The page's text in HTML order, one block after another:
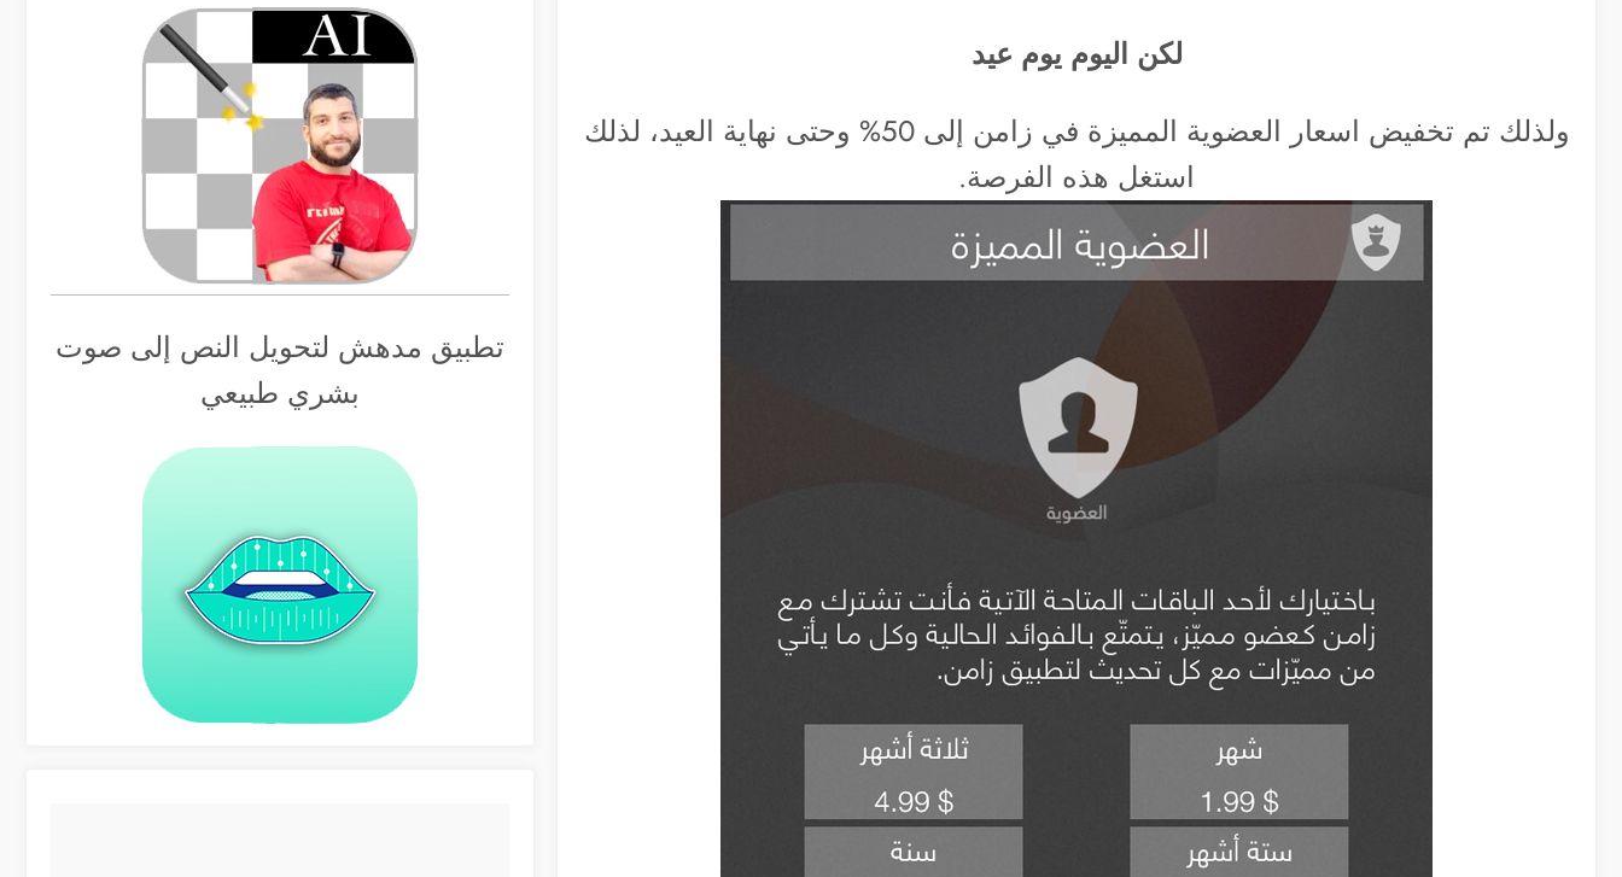
لكن اليوم يوم عيد
ولذلك تم تخفيض اسعار العضوية المميزة في زامن إلى 50% وحتى نهاية العيد، لذلك
استغل هذه الفرصة.
تطبيق مدهش لتحويل النص إلى صوت
بشري طبيعي